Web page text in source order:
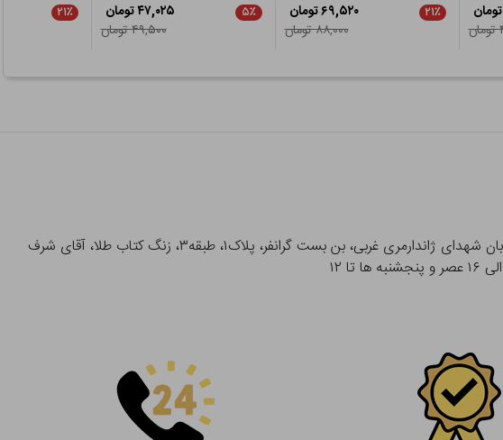
۲۱٪
۶۹,۵۲۰ تومان
۸۸,۰۰۰ تومان
۵٪
۴۷,۰۲۵ تومان
۴۹,۵۰۰ تومان
۲۱٪
آدرس تحویل حضوری سفارشات: میدان انقلاب، خیابان انقلاب، خیابان ۱۲ فروردین، خیابان شهدای ژاندارمری غربی، بن بست گرانفر، پلاک۱، طبقه۳، زنگ کتاب طلا، آقای شرف